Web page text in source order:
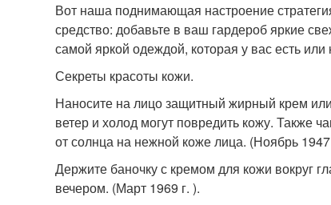
Вот наша поднимающая настроение
средство: добавьте в ваш гардероб яркие
самой яркой одеждой, которая у вас есть
Секреты красоты кожи.
Наносите на лицо защитный жирный крем
ветер и холод могут повредить кожу. Также
от солнца на нежной коже лица. (Ноябрь 1947
Держите баночку с кремом для кожи вокруг
вечером. (Март 1969 г. ).